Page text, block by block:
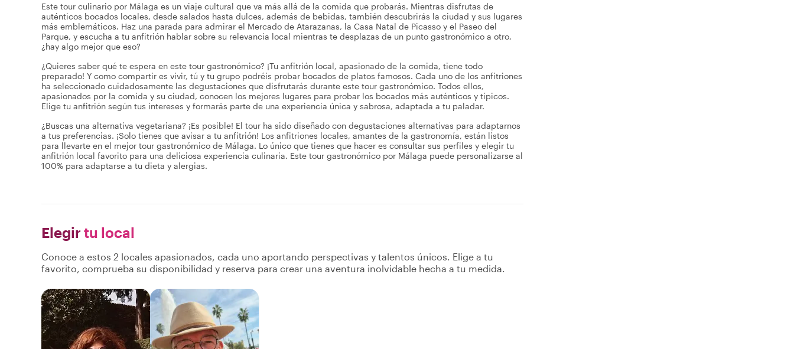
Este tour culinario por Málaga es un viaje cultural que va más allá de la comida que probarás. Mientras disfrutas de
auténticos bocados locales, desde salados hasta dulces, además de bebidas, también descubrirás la ciudad y sus lugares
más emblemáticos. Haz una parada para admirar el Mercado de Atarazanas, la Casa Natal de Picasso y el Paseo del
Parque, y escucha a tu anfitrión hablar sobre su relevancia local mientras te desplazas de un punto gastronómico a otro,
¿hay algo mejor que eso?
¿Quieres saber qué te espera en este tour gastronómico? ¡Tu anfitrión local, apasionado de la comida, tiene todo
preparado! Y como compartir es vivir, tú y tu grupo podréis probar bocados de platos famosos. Cada uno de los anfitriones
ha seleccionado cuidadosamente las degustaciones que disfrutarás durante este tour gastronómico. Todos ellos,
apasionados por la comida y su ciudad, conocen los mejores lugares para probar los bocados más auténticos y típicos.
Elige tu anfitrión según tus intereses y formarás parte de una experiencia única y sabrosa, adaptada a tu paladar.
¿Buscas una alternativa vegetariana? ¡Es posible! El tour ha sido diseñado con degustaciones alternativas para adaptarnos
a tus preferencias. ¡Solo tienes que avisar a tu anfitrión! Los anfitriones locales, amantes de la gastronomía, están listos
para llevarte en el mejor tour gastronómico de Málaga. Lo único que tienes que hacer es consultar sus perfiles y elegir tu
anfitrión local favorito para una deliciosa experiencia culinaria. Este tour gastronómico por Málaga puede personalizarse al
100% para adaptarse a tu dieta y alergias.
Elegir tu local
Conoce a estos 2 locales apasionados, cada uno aportando perspectivas y talentos únicos. Elige a tu
favorito, comprueba su disponibilidad y reserva para crear una aventura inolvidable hecha a tu medida.